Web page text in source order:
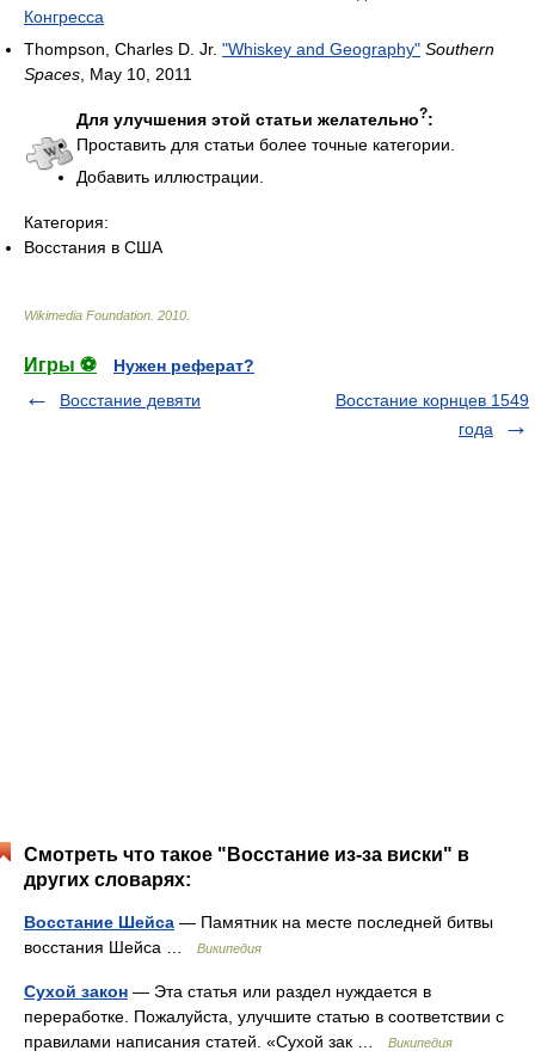
Конгресса
Thompson, Charles D. Jr. "Whiskey and Geography" Southern
Spaces , May 10, 2011
Для улучшения этой статьи желательно?:
Проставить для статьи более точные категории.
Добавить иллюстрации.
Категория:
Восстания в США
Wikimedia Foundation 2010
Игры ⚽
Нужен реферат?
Восстание девяти
Восстание корнцев 1549
года
Смотреть что такое "Восстание из-за виски" в
других словарях:
Восстание Шейса — Памятник на месте последней битвы
восстания Шейса …
Википедия
Сухой закон — Эта статья или раздел нуждается в
переработке. Пожалуйста, улучшите статью в соответствии с
правилами написания статей. «Сухой зак …
Википедия